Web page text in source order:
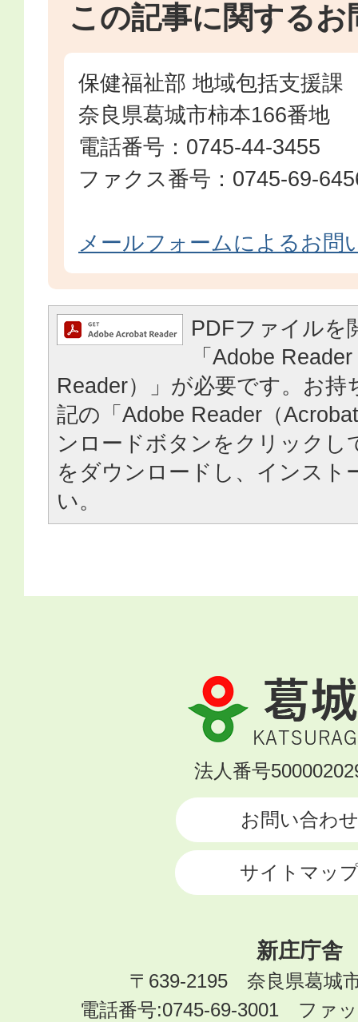
この記事に関するお
保健福祉部 地域包括支援課
奈良県葛城市柿本166番地
電話番号：0745-44-3455
ファクス番号：0745-69-
メールフォームによるお問
PDFファイルを
「Adobe
Reader）」が必要です。お持
記の「Adobe Reader（
ンロードボタンをクリックし
をダウンロードし、インスト
い。
葛
城
市
KATSURAGI
法人番号
お問い合わせ
サイトマッ
新庄庁舎
〒639-2195 奈良県葛城
電話番号:0745-69-3001 ファ